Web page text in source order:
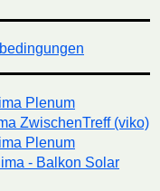
Plenum
ZwischenTreff (viko)
Plenum
- Balkon Solar